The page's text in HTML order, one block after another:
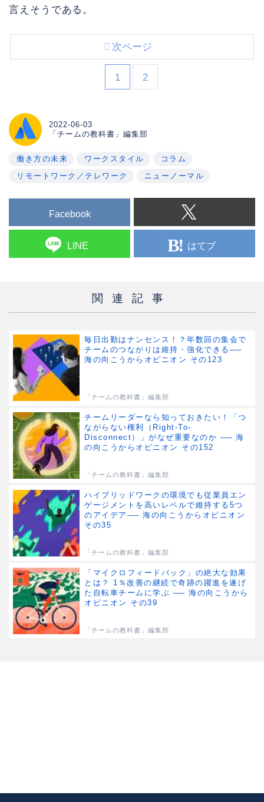
言えそうである。
1 2
次ページ
2022-06-03
「チームの教科書」編集部
働き方の未来 ワークスタイル
コラム
リモートワーク／テレワーク
ニューノーマル
Facebook
LINE はてブ
関連記事
毎日出勤はナンセンス！？年数回の集会で
チームのつながりは維持・強化できる──
海の向こうからオピニオン その123
「チームの教科書」編集部
チームリーダーなら知っておきたい！「つ
ながらない権利（Right-To-
Disconnect）」がなぜ重要なのか ── 海
の向こうからオピニオン その152
「チームの教科書」編集部
ハイブリッドワークの環境でも従業員エン
ゲージメントを高いレベルで維持する5つ
のアイデア── 海の向こうからオピニオン
その35
「チームの教科書」編集部
「マイクロフィードバック」の絶大な効果
とは？ 1％改善の継続で奇跡の躍進を遂げ
た自転車チームに学ぶ ── 海の向こうから
オピニオン その39
「チームの教科書」編集部